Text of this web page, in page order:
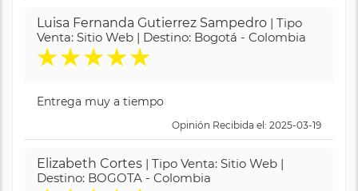
Luisa Fernanda Gutierrez Sampedro | Tipo
Venta: Sitio Web | Destino: Bogotá - Colombia
★★★★★
Entrega muy a tiempo
Opinión Recibida el: 2025-03-19
Elizabeth Cortes | Tipo Venta: Sitio Web |
Destino: BOGOTA - Colombia